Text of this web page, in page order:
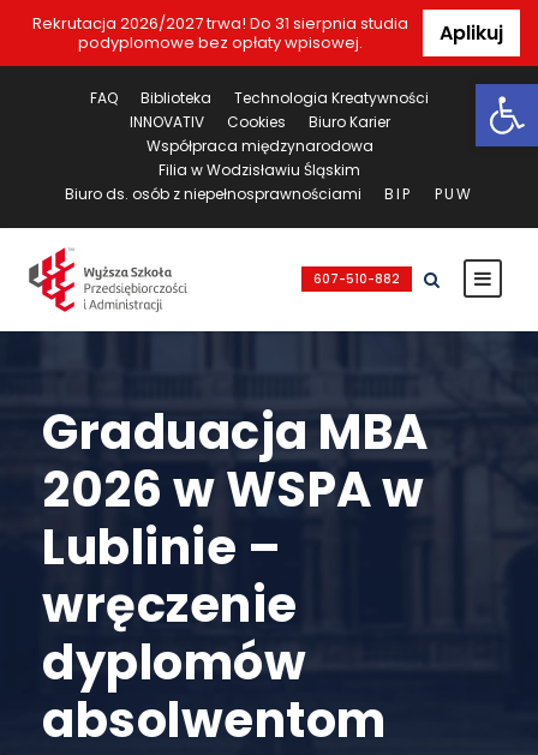
Rekrutacja 2026/2027 trwa! Do 31 sierpnia studia
podyplomowe bez opłaty wpisowej.
Aplikuj
FAQ Biblioteka
Technologia Kreatywności
INNOVATIV
Cookies
Biuro Karier
Współpraca międzynarodowa
Filia w Wodzisławiu Śląskim
Biuro ds. osób z niepełnosprawnościami
BIP PUW
607-510-882
Graduacja MBA
2026 w WSPA w
Lublinie –
wręczenie
dyplomów
absolwentom